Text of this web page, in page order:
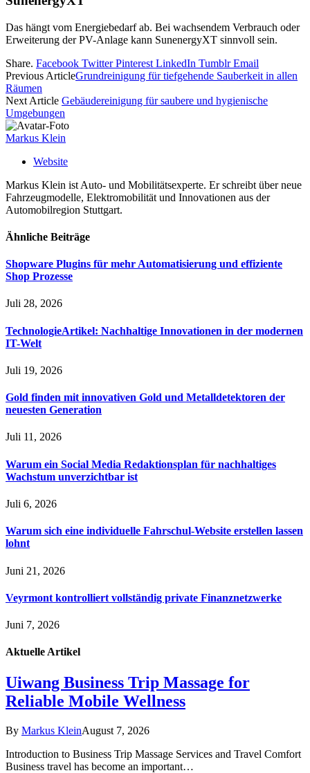
Das hängt vom Energiebedarf ab. Bei wachsendem Verbrauch oder
Erweiterung der PV-Anlage kann SunenergyXT sinnvoll sein.
Share. Facebook Twitter Pinterest LinkedIn Tumblr Email
Previous ArticleGrundreinigung für tiefgehende Sauberkeit in allen
Räumen
Next Article Gebäudereinigung für saubere und hygienische
Umgebungen
Markus Klein
Website
Markus Klein ist Auto- und Mobilitätsexperte. Er schreibt über neue
Fahrzeugmodelle, Elektromobilität und Innovationen aus der
Automobilregion Stuttgart.
Ähnliche Beiträge
Shopware Plugins für mehr Automatisierung und effiziente
Shop Prozesse
Juli 28, 2026
TechnologieArtikel: Nachhaltige Innovationen in der modernen
IT-Welt
Juli 19, 2026
Gold finden mit innovativen Gold und Metalldetektoren der
neuesten Generation
Juli 11, 2026
Warum ein Social Media Redaktionsplan für nachhaltiges
Wachstum unverzichtbar ist
Juli 6, 2026
Warum sich eine individuelle Fahrschul-Website erstellen lassen
lohnt
Juni 21, 2026
Veyrmont kontrolliert vollständig private Finanznetzwerke
Juni 7, 2026
Aktuelle Artikel
Uiwang Business Trip Massage for
Reliable Mobile Wellness
By Markus KleinAugust 7, 2026
Introduction to Business Trip Massage Services and Travel Comfort
Business travel has become an important…